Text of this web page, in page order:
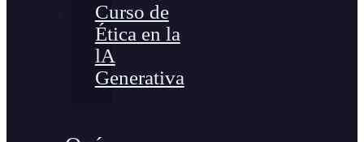
Curso de
Ética en la
lA
Generativa